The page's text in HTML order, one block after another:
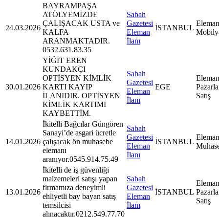
24.03.2026
BAYRAMPAŞA
ATÖLYEMİZDE
ÇALIŞACAK USTA ve
KALFA
ARANMAKTADIR.
0532.631.83.35
Sabah
Gazetesi
Eleman
İlanı
İSTANBUL
30.01.2026
YİĞİT EREN
KUNDAKÇI
OPTİSYEN KİMLİK
KARTI KAYIP
İLANIDIR. OPTİSYEN
KİMLİK KARTIMI
KAYBETTİM.
Sabah
Gazetesi
Eleman
İlanı
EGE
Satış
14.01.2026
İkitelli Bağcılar Güngören
Sanayi’de asgari ücretle
çalışacak ön muhasebe
elemanı
aranıyor.0545.914.75.49
Sabah
Gazetesi
Eleman
İlanı
İSTANBUL
13.01.2026
İkitelli de iş güvenliği
malzemeleri satışı yapan
firmamıza deneyimli
ehliyetli bay bayan satış
temsilcisi
alınacaktır.0212.549.77.70
Sabah
Gazetesi
Eleman
İlanı
İSTANBUL
Satış